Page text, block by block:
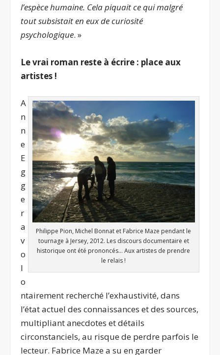
l’espèce humaine. Cela piquait ce qui malgré
tout subsistait en eux de curiosité
psychologique. »
Le vrai roman reste à écrire : place aux
artistes !
Philippe Pion, Michel Bonnat et Fabrice Maze pendant le
tournage à Jersey, 2012. Les discours documentaire et
historique ont été prononcés… Aux artistes de prendre
le relais !
A
n
n
e
E
g
g
e
r
a
v
o
l
o
ntairement recherché l’exhaustivité, dans
l’état actuel des connaissances et des sources,
multipliant anecdotes et détails
circonstanciels, au risque de perdre parfois le
lecteur. Fabrice Maze a su en garder